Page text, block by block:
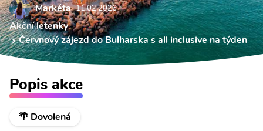
Markéta 11.02 2026
Akční letenky
Červnový zájezd do Bulharska s all inclusive na týden
Popis akce
🌴 Dovolená